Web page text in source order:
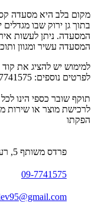
מקום בלב היא מסעדה
בתוך גן ירוק שבו
המסעדה עשיר ומגוון
לפרטים נוספים: 09-7741575.
הפקתו
פרדס משותף 5, רעננה
09-7741575